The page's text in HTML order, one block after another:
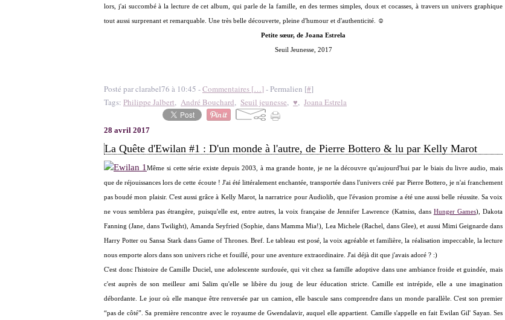
lors, j'ai succombé à la lecture de cet album, qui parle de la famille, en des termes simples, doux et cocasses, à travers un univers graphique
tout aussi surprenant et remarquable. Une très belle découverte, pleine d'humour et d'authenticité. ☺
Petite sœur, de Joana Estrela
Seuil Jeunesse, 2017
Posté par clarabel76 à 10:45 -Commentaires […] - Permalien [#]
Tags: Philippe Jalbert, André Bouchard, Seuil jeunesse, ♥, Joana Estrela
28 avril 2017
La Quête d'Ewilan #1 : D'un monde à l'autre, de Pierre Bottero & lu par Kelly Marot
Même si cette série existe depuis 2003, à ma grande honte, je ne la découvre qu'aujourd'hui par le biais du livre audio, mais
que de réjouissances lors de cette écoute ! J'ai été littéralement enchantée, transportée dans l'univers créé par Pierre Bottero, je n'ai franchement
pas boudé mon plaisir. C'est aussi grâce à Kelly Marot, la narratrice pour Audiolib, que l'évasion promise a été une aussi belle réussite. Sa voix
ne vous semblera pas étrangère, puisqu'elle est, entre autres, la voix française de Jennifer Lawrence (Katniss, dans Hunger Games), Dakota
Fanning (Jane, dans Twilight), Amanda Seyfried (Sophie, dans Mamma Mia!), Lea Michele (Rachel, dans Glee), et aussi Mimi Geignarde dans
Harry Potter ou Sansa Stark dans Game of Thrones. Bref. Le tableau est posé, la voix agréable et familière, la réalisation impeccable, la lecture
nous emporte alors dans son univers riche et fouillé, pour une aventure extraordinaire. J'ai déjà dit que j'avais adoré ? :)
C'est donc l'histoire de Camille Duciel, une adolescente surdouée, qui vit chez sa famille adoptive dans une ambiance froide et guindée, mais
c'est auprès de son meilleur ami Salim qu'elle se libère du joug de leur éducation stricte. Camille est intrépide, elle a une imagination
débordante. Le jour où elle manque être renversée par un camion, elle bascule sans comprendre dans un monde parallèle. C'est son premier
“pas de côté”. Sa première rencontre avec le royaume de Gwendalavir, auquel elle appartient. Camille s'appelle en fait Ewilan Gil' Sayan. Ses